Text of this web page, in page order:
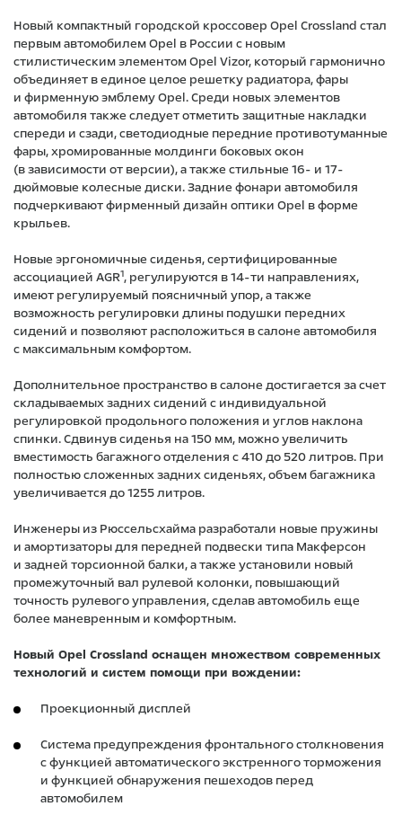
Новый компактный городской кроссовер Opel Crossland стал
первым автомобилем Opel в России с новым
стилистическим элементом Opel Vizor, который гармонично
объединяет в единое целое решетку радиатора, фары
и фирменную эмблему Opel. Среди новых элементов
автомобиля также следует отметить защитные накладки
спереди и сзади, светодиодные передние противотуманные
фары, хромированные молдинги боковых окон
(в зависимости от версии), а также стильные 16- и 17-
дюймовые колесные диски. Задние фонари автомобиля
подчеркивают фирменный дизайн оптики Opel в форме
крыльев.
Новые эргономичные сиденья, сертифицированные
ассоциацией AGR1, регулируются в 14-ти направлениях,
имеют регулируемый поясничный упор, а также
возможность регулировки длины подушки передних
сидений и позволяют расположиться в салоне автомобиля
с максимальным комфортом.
Дополнительное пространство в салоне достигается за счет
складываемых задних сидений с индивидуальной
регулировкой продольного положения и углов наклона
спинки. Сдвинув сиденья на 150 мм, можно увеличить
вместимость багажного отделения с 410 до 520 литров. При
полностью сложенных задних сиденьях, объем багажника
увеличивается до 1255 литров.
Инженеры из Рюссельсхайма разработали новые пружины
и амортизаторы для передней подвески типа Макферсон
и задней торсионной балки, а также установили новый
промежуточный вал рулевой колонки, повышающий
точность рулевого управления, сделав автомобиль еще
более маневренным и комфортным.
Новый Opel Crossland оснащен множеством современных
технологий и систем помощи при вождении:
Проекционный дисплей
Система предупреждения фронтального столкновения
с функцией автоматического экстренного торможения
и функцией обнаружения пешеходов перед
автомобилем